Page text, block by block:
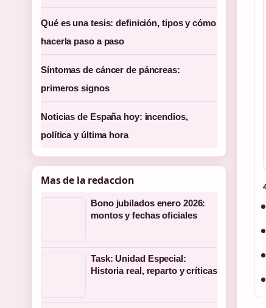
Qué es una tesis: definición, tipos y cómo
hacerla paso a paso
Síntomas de cáncer de páncreas:
primeros signos
Noticias de España hoy: incendios,
política y última hora
Mas de la redaccion
Bono jubilados enero 2026:
montos y fechas oficiales
Task: Unidad Especial:
Historia real, reparto y críticas